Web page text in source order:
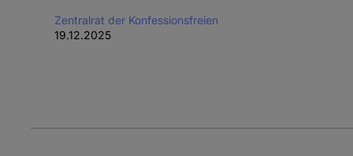
Zentralrat der Konfessionsfreien
19.12.2025